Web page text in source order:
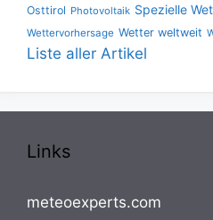
Osttirol Photovoltaik Spezielle
Wettervorhersage Wetter weltweit
Liste aller Artikel
Links
meteoexperts.com